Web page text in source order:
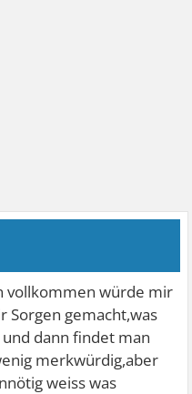
vollkommen würde mir
Sorgen gemacht,was
dann findet man
merkwürdig,aber
weiss was